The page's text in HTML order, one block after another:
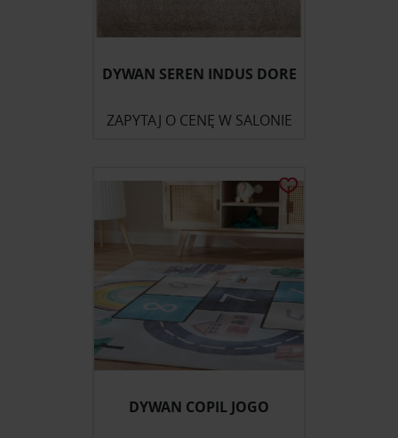
DYWAN SEREN INDUS DORE
ZAPYTAJ O CENĘ W SALONIE
DYWAN COPIL JOGO